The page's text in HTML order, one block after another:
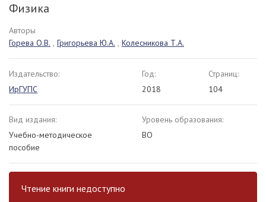
Физика
Авторы
Горева О.В. , Григорьева Ю.А. , Колесникова Т.А.
Издательство:
ИрГУПС
Год:
2018
Страниц:
104
Вид издания:
Учебно-методическое
пособие
Уровень образования:
ВО
Чтение книги недоступно